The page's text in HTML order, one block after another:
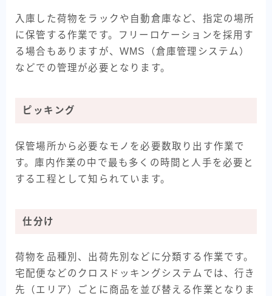
入庫した荷物をラックや自動倉庫など、指定の場所
に保管する作業です。フリーロケーションを採用す
る場合もありますが、WMS（倉庫管理システム）
などでの管理が必要となります。
ピッキング
保管場所から必要なモノを必要数取り出す作業で
す。庫内作業の中で最も多くの時間と人手を必要と
する工程として知られています。
仕分け
荷物を品種別、出荷先別などに分類する作業です。
宅配便などのクロスドッキングシステムでは、行き
先（エリア）ごとに商品を並び替える作業となりま